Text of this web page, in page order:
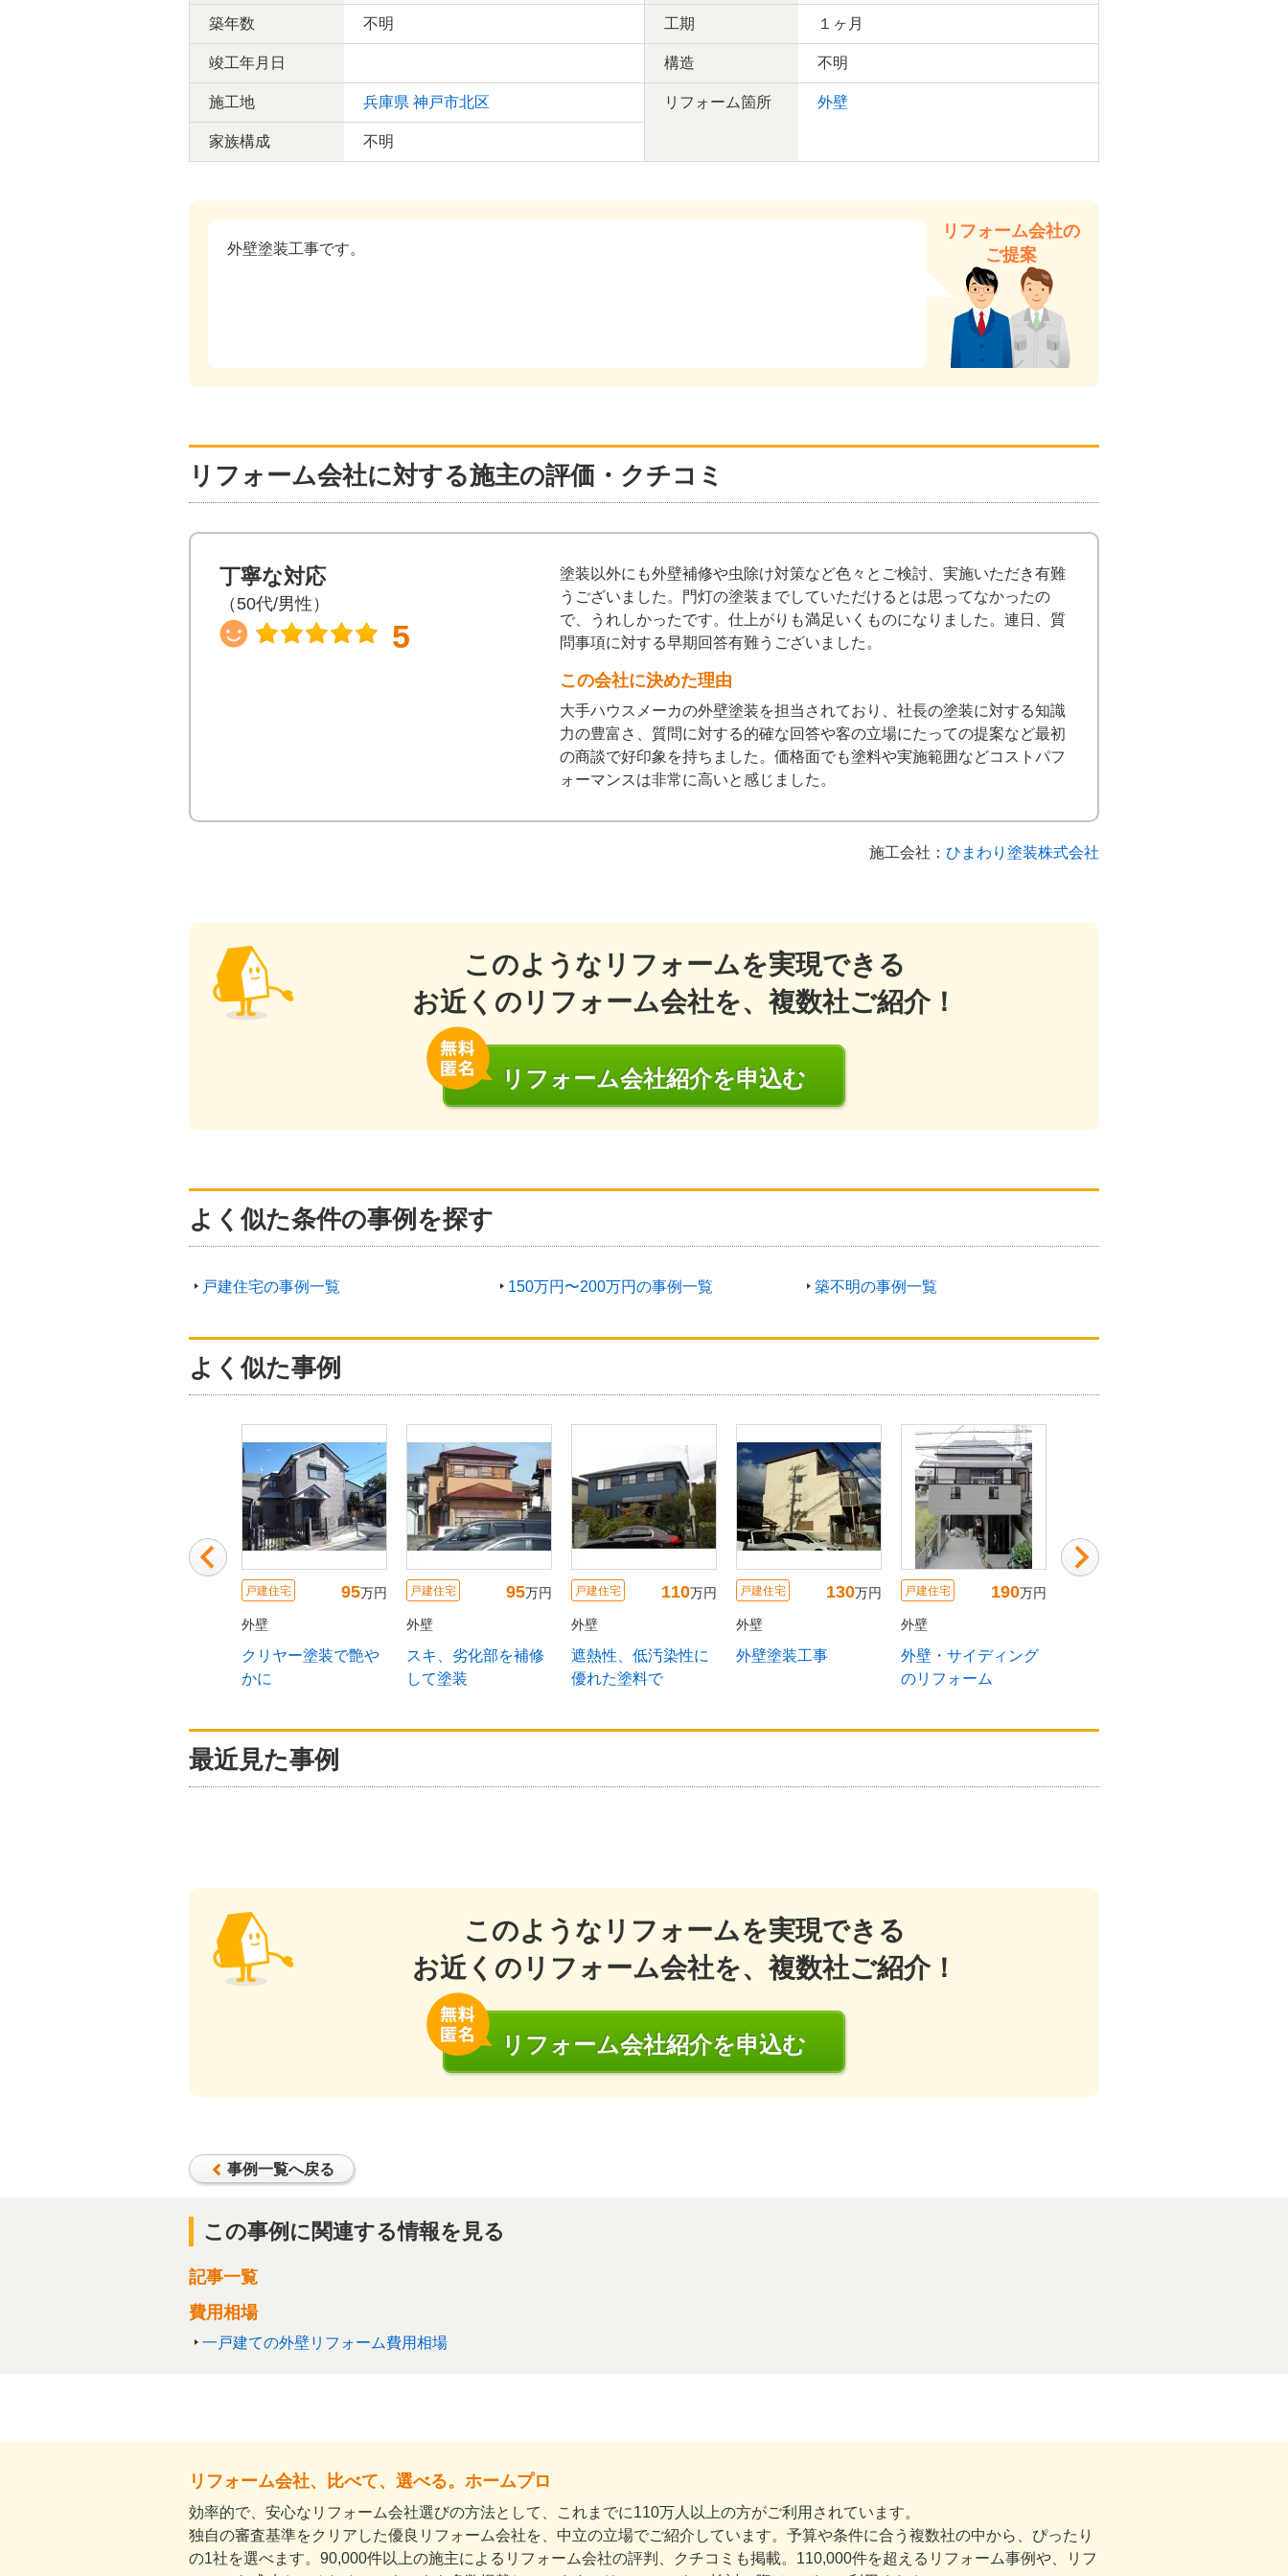
築年数 不明 工期 １ヶ月
竣工年月日 構造 不明
施工地 兵庫県 神戸市北区 リフォーム箇所 外壁
家族構成 不明
リフォーム会社の
ご提案
外壁塗装工事です。
リフォーム会社に対する施主の評価・クチコミ
丁寧な対応
（50代/男性）
5
塗装以外にも外壁補修や虫除け対策など色々とご検討、実施いただき有難
うございました。門灯の塗装までしていただけるとは思ってなかったの
で、うれしかったです。仕上がりも満足いくものになりました。連日、質
問事項に対する早期回答有難うございました。
この会社に決めた理由
大手ハウスメーカの外壁塗装を担当されており、社長の塗装に対する知識
力の豊富さ、質問に対する的確な回答や客の立場にたっての提案など最初
の商談で好印象を持ちました。価格面でも塗料や実施範囲などコストパフ
ォーマンスは非常に高いと感じました。
施工会社： ひまわり塗装株式会社
このようなリフォームを実現できる
お近くのリフォーム会社を、複数社ご紹介！
リフォーム会社紹介を申込む
よく似た条件の事例を探す
戸建住宅の事例一覧 150万円〜200万円の事例一覧 築不明の事例一覧
よく似た事例
戸建住宅 190万円
外壁
外壁・サイディング
のリフォーム
戸建住宅 78万円
外壁
【兵庫県尼崎市：戸
建て】外壁塗装工事
戸建住宅 82万円
外壁
外壁塗装で汚れ・色
あせを一掃！
戸建住宅 95万円
外壁
クリヤー塗装で艶や
戸建住宅 95万円
外壁
スキ、劣化部を補修
して塗装
最近見た事例
このようなリフォームを実現できる
お近くのリフォーム会社を、複数社ご紹介！
リフォーム会社紹介を申込む
事例一覧へ戻る
この事例に関連する情報を見る
記事一覧
費用相場
一戸建ての外壁リフォーム費用相場
リフォーム会社、比べて、選べる。ホームプロ
効率的で、安心なリフォーム会社選びの方法として、これまでに110万人以上の方がご利用されています。
独自の審査基準をクリアした優良リフォーム会社を、中立の立場でご紹介しています。予算や条件に合う複数社の中から、ぴったり
の1社を選べます。90,000件以上の施主によるリフォーム会社の評判、クチコミも掲載。110,000件を超えるリフォーム事例や、リフ